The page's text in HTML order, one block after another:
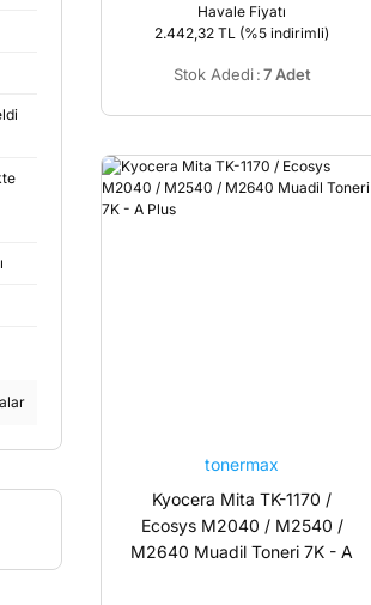
Havale Fiyatı
2.442,32 TL (%5 indirimli)
Stok Adedi :7 Adet
tonermax
Kyocera Mita TK-1170 /
Ecosys M2040 / M2540 /
M2640 Muadil Toneri 7K - A